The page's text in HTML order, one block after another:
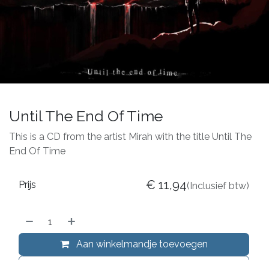
Until The End Of Time
This is a CD from the artist Mirah with the title Until The
End Of Time
Aan winkelmandje toevoegen
Prijs € 11,94(Inclusief btw)